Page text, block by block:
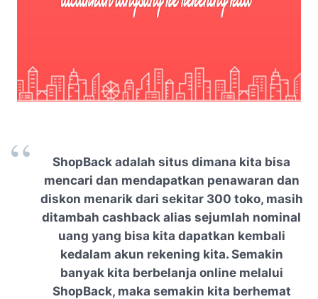
ShopBack adalah situs dimana kita bisa
mencari dan mendapatkan penawaran dan
diskon menarik dari sekitar 300 toko, masih
ditambah cashback alias sejumlah nominal
uang yang bisa kita dapatkan kembali
kedalam akun rekening kita. Semakin
banyak kita berbelanja onlinemelalui
ShopBack, maka semakin kita berhemat